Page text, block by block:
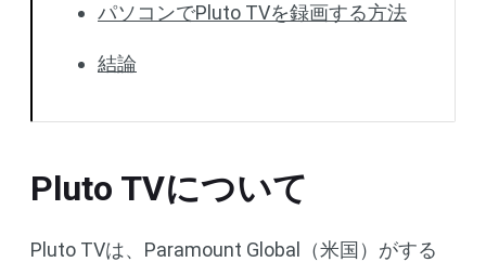
パソコンでPluto TVを録画する方法
結論
Pluto TVについて
Pluto TVは、Paramount Global（米国）がする